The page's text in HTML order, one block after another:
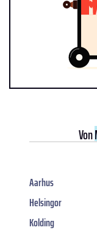
Von
Aarhus
Helsingor
Kolding